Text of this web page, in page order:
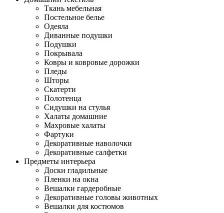
Ткань мебельная
Постельное белье
Одеяла
Диванные подушки
Подушки
Покрывала
Ковры и ковровые дорожки
Пледы
Шторы
Скатерти
Полотенца
Сидушки на стулья
Халаты домашние
Махровые халаты
Фартуки
Декоративные наволочки
Декоративные салфетки
Предметы интерьера
Доски гладильные
Пленки на окна
Вешалки гардеробные
Декоративные головы животных
Вешалки для костюмов